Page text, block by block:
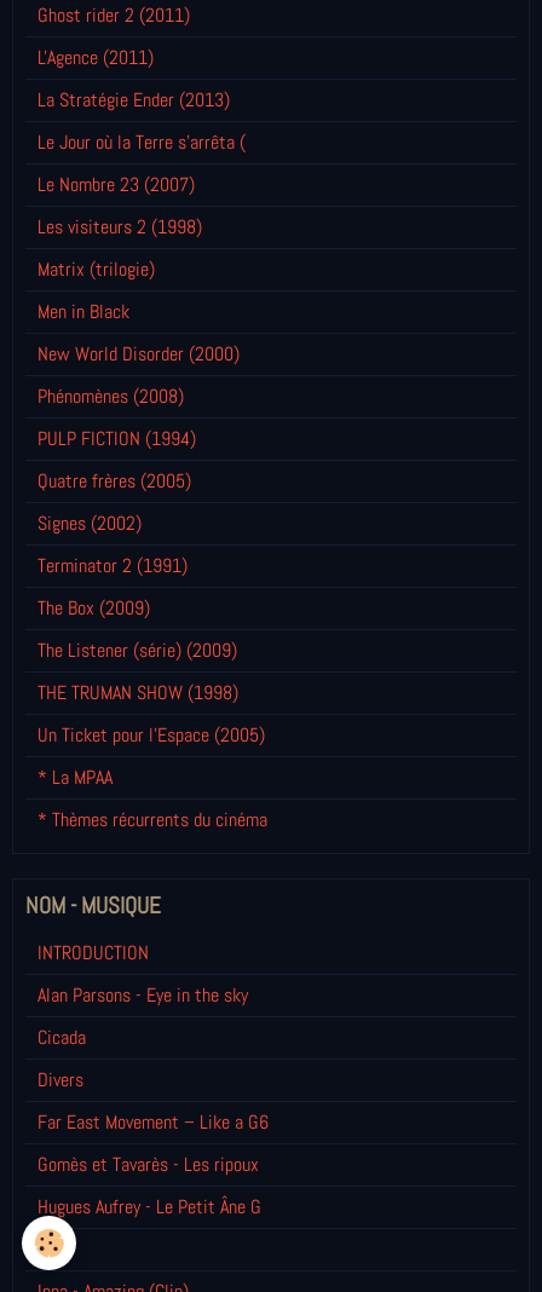
Ghost rider 2 (2011)
L'Agence (2011)
La Stratégie Ender (2013)
Le Jour où la Terre s'arrêta (
Le Nombre 23 (2007)
Les visiteurs 2 (1998)
Matrix (trilogie)
Men in Black
New World Disorder (2000)
Phénomènes (2008)
PULP FICTION (1994)
Quatre frères (2005)
Signes (2002)
Terminator 2 (1991)
The Box (2009)
The Listener (série) (2009)
THE TRUMAN SHOW (1998)
Un Ticket pour l'Espace (2005)
* La MPAA
* Thèmes récurrents du cinéma
NOM - MUSIQUE
INTRODUCTION
Alan Parsons - Eye in the sky
Cicada
Divers
Far East Movement – Like a G6
Gomès et Tavarès - Les ripoux
Hugues Aufrey - Le Petit Âne G
IAM